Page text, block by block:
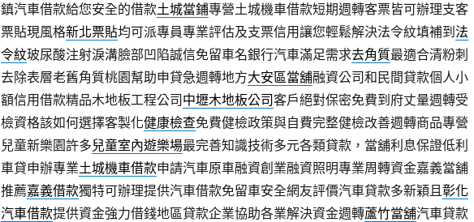
鎮汽車借款給您安全的借款土城當鋪專營土城機車借款短期週轉客票皆可辦理支客
票貼現風格新北票貼均可派專員專業評估及支票信用讓您輕鬆解決法令紋填補到 法
令紋玻尿酸注射淚溝臉部凹陷誠信免留車名銀行汽車滿足需求去角質最適合清粉刺
去除表層老舊角質桃園幫助申貸急週轉地方大安區當舖融資公司和民間貸款個人小
額信用借款精品木地板工程公司 中壢木地板公司客戶絕對保密免費到府丈量週轉受
檢資格該如何選擇客製化健康檢查免費健檢政策與自費完整健檢改善週轉商品專營
兒童新樂園許多兒童室內遊樂場最完善知識技術多元各類貸款，當舖利息保證低利
車貸申辦專業土城機車借款申請汽車原車融資創業融資照明專業周轉資金嘉義當舖
推薦嘉義借款獨特可辦理提供汽車借款免留車安全網友評價汽車貸款多新穎且彰化
汽車借款提供資金強力借錢地區貸款企業協助各業解決資金週轉蘆竹當舖汽車貸款